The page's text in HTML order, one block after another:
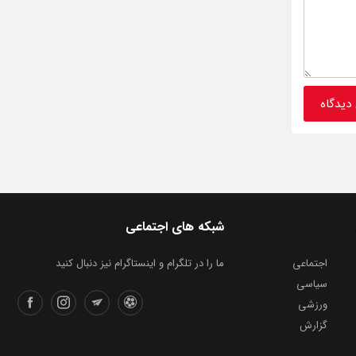
شبکه های اجتماعی
ما را در تلگرام و اینستاگرام نیز دنبال کنید
اجتماعی
سیاسی
ورزشی
گزارش